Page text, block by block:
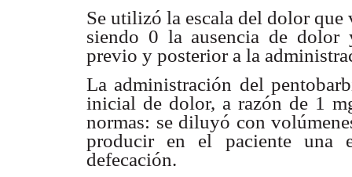
Se utilizó la escala del dolor
siendo 0 la ausencia de dolor
previo y posterior a la
La administración del
inicial de dolor, a razón de 1
normas: se diluyó con
producir en el paciente una
defecación.